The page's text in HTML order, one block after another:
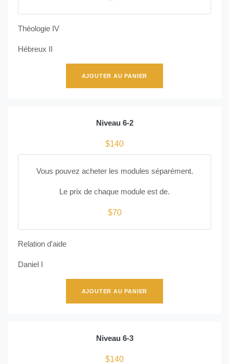
Théologie IV
Hébreux II
AJOUTER AU PANIER
Niveau 6-2
$140
Vous pouvez acheter les modules séparément.
Le prix de chaque module est de.
$70
Relation d'aide
Daniel I
AJOUTER AU PANIER
Niveau 6-3
$140